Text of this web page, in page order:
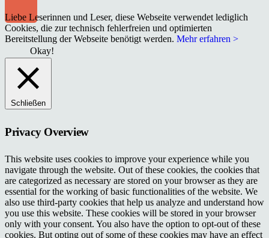
Liebe Leserinnen und Leser, diese Webseite verwendet lediglich
Cookies, die zur technisch fehlerfreien und optimierten
Bereitstellung der Webseite benötigt werden. Mehr erfahren >
Okay!
Schließen
Privacy Overview
This website uses cookies to improve your experience while you
navigate through the website. Out of these cookies, the cookies that
are categorized as necessary are stored on your browser as they are
essential for the working of basic functionalities of the website. We
also use third-party cookies that help us analyze and understand how
you use this website. These cookies will be stored in your browser
only with your consent. You also have the option to opt-out of these
cookies. But opting out of some of these cookies may have an effect